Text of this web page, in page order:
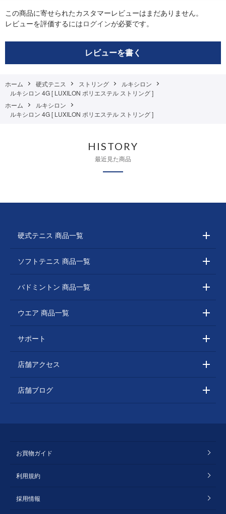
この商品に寄せられたカスタマーレビューはまだありません。
レビューを評価するにはログインが必要です。
レビューを書く
ホーム 硬式テニス ストリング
ルキシロン
ルキシロン 4G [ LUXILON ポリエステル ストリング ]
ホーム
ルキシロン
ルキシロン 4G [ LUXILON ポリエステル ストリング ]
HISTORY
最近見た商品
硬式テニス 商品一覧
ソフトテニス 商品一覧
バドミントン 商品一覧
ウエア 商品一覧
サポート
店舗アクセス
店舗ブログ
お買物ガイド
利用規約
採用情報